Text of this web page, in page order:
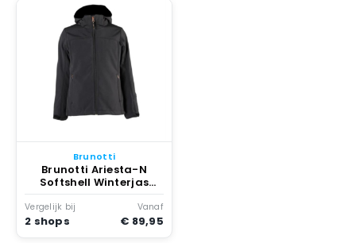
Brunotti
Brunotti Ariesta-N
Softshell Winterjas
Meisjes Zwart
Vergelijk bij
2 shops
Vanaf
€ 89,95